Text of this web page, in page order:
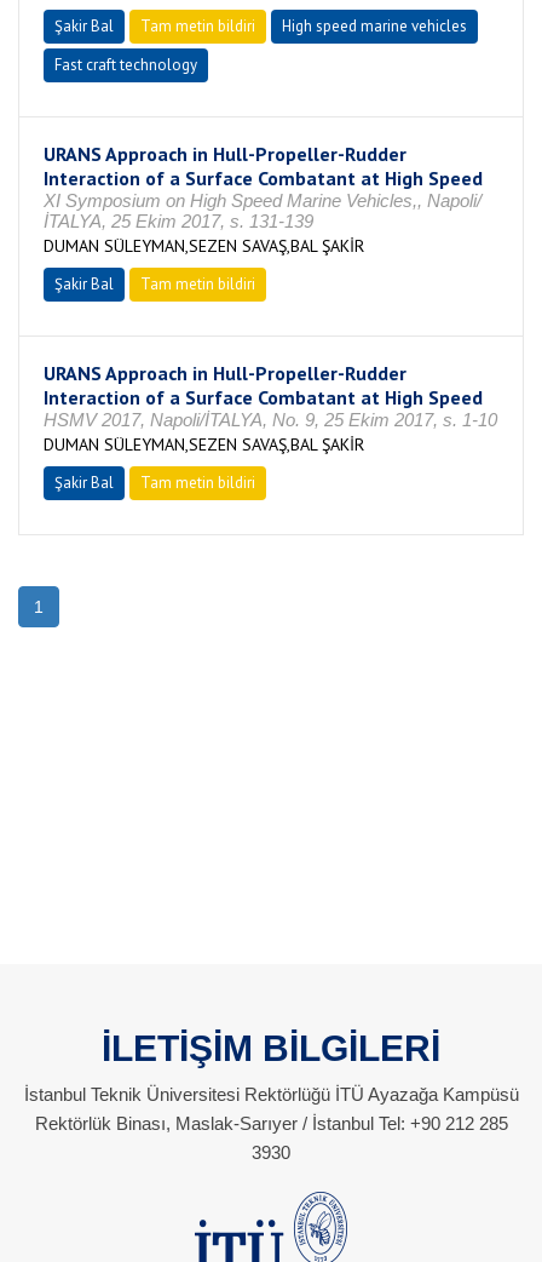
Şakir Bal Tam metin bildiri
High speed marine vehicles
Fast craft technology
URANS Approach in Hull-Propeller-Rudder
Interaction of a Surface Combatant at High Speed
XI Symposium on High Speed Marine Vehicles,, Napoli/
İTALYA, 25 Ekim 2017, s. 131-139
DUMAN SÜLEYMAN,SEZEN SAVAŞ,BAL ŞAKİR
Şakir Bal Tam metin bildiri
URANS Approach in Hull-Propeller-Rudder
Interaction of a Surface Combatant at High Speed
HSMV 2017, Napoli/İTALYA, No. 9, 25 Ekim 2017, s. 1-10
DUMAN SÜLEYMAN,SEZEN SAVAŞ,BAL ŞAKİR
Şakir Bal Tam metin bildiri
1
İLETİŞİM BİLGİLERİ
İstanbul Teknik Üniversitesi Rektörlüğü İTÜ Ayazağa Kampüsü
Rektörlük Binası, Maslak-Sarıyer / İstanbul Tel: +90 212 285
3930